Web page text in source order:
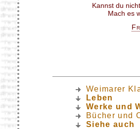
Kannst du
Mach es
Weimarer
Leben
Werke und
Bücher und
Siehe auch